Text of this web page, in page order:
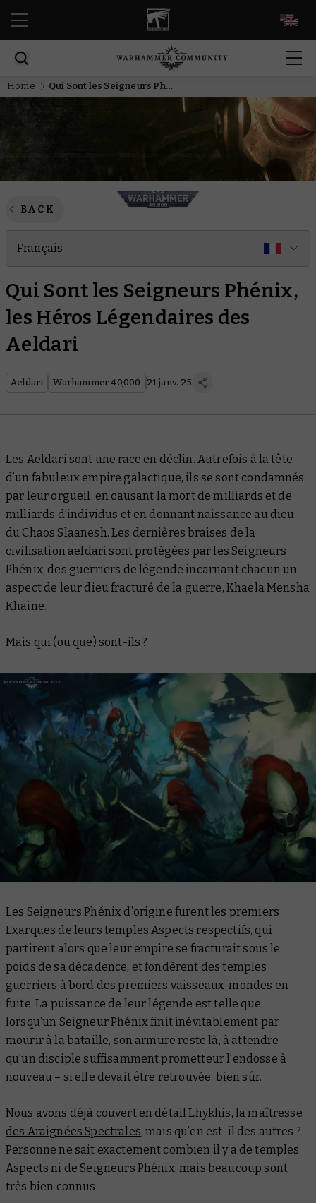
Home Qui Sont les Seigneurs Phénix, les Héros Légendaires des Aeldari
BACK
Français
Qui Sont les Seigneurs Phénix,
les Héros Légendaires des
Aeldari
Aeldari Warhammer 40,000 21 janv. 25
Les Aeldari sont une race en déclin. Autrefois à la tête
d’un fabuleux empire galactique, ils se sont condamnés
par leur orgueil, en causant la mort de milliards et de
milliards d’individus et en donnant naissance au dieu
du Chaos Slaanesh. Les dernières braises de la
civilisation aeldari sont protégées par les Seigneurs
Phénix, des guerriers de légende incarnant chacun un
aspect de leur dieu fracturé de la guerre, Khaela Mensha
Khaine.
Mais qui (ou que) sont-ils ?
Les Seigneurs Phénix d’origine furent les premiers
Exarques de leurs temples Aspects respectifs, qui
partirent alors que leur empire se fracturait sous le
poids de sa décadence, et fondèrent des temples
guerriers à bord des premiers vaisseaux-mondes en
fuite. La puissance de leur légende est telle que
lorsqu’un Seigneur Phénix finit inévitablement par
mourir à la bataille, son armure reste là, à attendre
qu’un disciple suffisamment prometteur l’endosse à
nouveau – si elle devait être retrouvée, bien sûr.
Nous avons déjà couvert en détailLhykhis, la maîtresse
des Araignées Spectrales, mais qu’en est-il des autres ?
Personne ne sait exactement combien il y a de temples
Aspects ni de Seigneurs Phénix, mais beaucoup sont
très bien connus.